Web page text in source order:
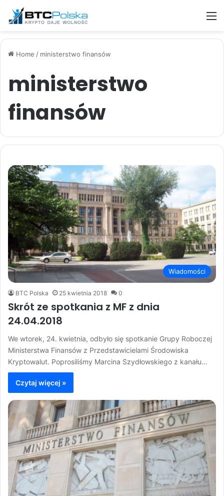
Home / ministerstwo finansów
ministerstwo
finansów
Wiadomości
BTC Polska 25 kwietnia 2018 0
Skrót ze spotkania z MF z dnia
24.04.2018
We wtorek, 24. kwietnia, odbyło się spotkanie Grupy Roboczej
Ministerstwa Finansów z Przedstawicielami Środowiska
Kryptowalut. Poprosiliśmy Marcina Szydłowskiego z kanału…
Czytaj więcej »